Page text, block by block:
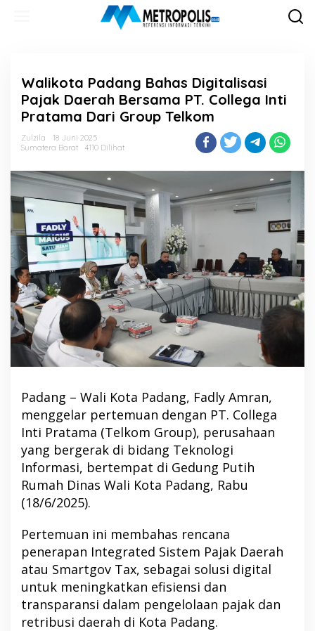
Walikota Padang Bahas Digitalisasi
Pajak Daerah Bersama PT. Collega Inti
Pratama Dari Group Telkom
Zulzila
18 Juni 2025
Sumatera Barat
4110 Dilihat
Padang – Wali Kota Padang, Fadly Amran,
menggelar pertemuan dengan PT. Collega
Inti Pratama (Telkom Group), perusahaan
yang bergerak di bidang Teknologi
Informasi, bertempat di Gedung Putih
Rumah Dinas Wali Kota Padang, Rabu
(18/6/2025).
Pertemuan ini membahas rencana
penerapan Integrated Sistem Pajak Daerah
atau Smartgov Tax, sebagai solusi digital
untuk meningkatkan efisiensi dan
transparansi dalam pengelolaan pajak dan
retribusi daerah di Kota Padang.